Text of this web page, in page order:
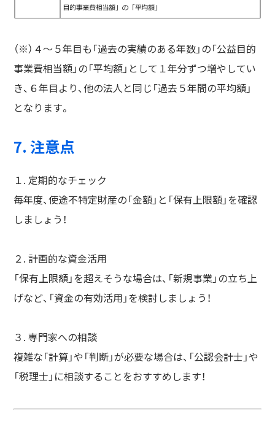
（※）４～５年目も「過去の実績のある年数」の「公益目的
事業費相当額」の「平均額」として１年分ずつ増やしてい
き、６年目より、他の法人と同じ「過去５年間の平均額」
となります。
7. 注意点
１. 定期的なチェック
毎年度、使途不特定財産の「金額」と「保有上限額」を確認
しましょう！
２. 計画的な資金活用
「保有上限額」を超えそうな場合は、「新規事業」の立ち上
げなど、「資金の有効活用」を検討しましょう！
３. 専門家への相談
複雑な「計算」や「判断」が必要な場合は、「公認会計士」や
「税理士」に相談することをおすすめします！